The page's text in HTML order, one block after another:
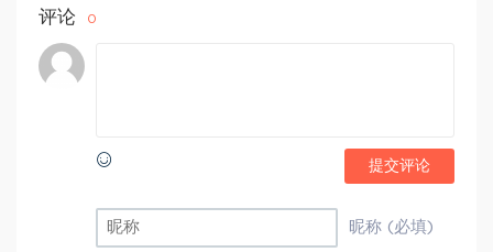
评论 0
提交评论
昵称 (必填)